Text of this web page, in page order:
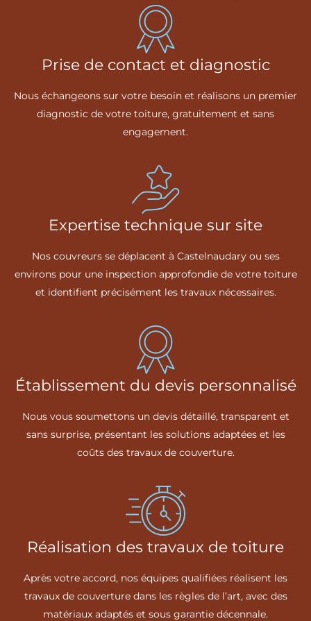
Prise de contact et diagnostic
Nous échangeons sur votre besoin et réalisons un premier
diagnostic de votre toiture, gratuitement et sans
engagement.
Expertise technique sur site
Nos couvreurs se déplacent à Castelnaudary ou ses
environs pour une inspection approfondie de votre toiture
et identifient précisément les travaux nécessaires.
Établissement du devis personnalisé
Nous vous soumettons un devis détaillé, transparent et
sans surprise, présentant les solutions adaptées et les
coûts des travaux de couverture.
Réalisation des travaux de toiture
Après votre accord, nos équipes qualifiées réalisent les
travaux de couverture dans les règles de l’art, avec des
matériaux adaptés et sous garantie décennale.